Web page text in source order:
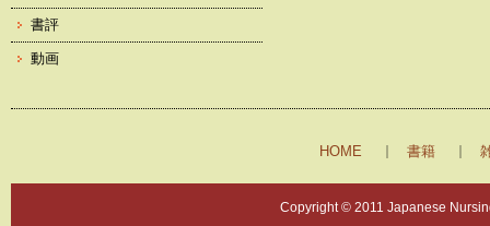
書評
動画
HOME 書籍
Copyright © 2011 Japanese